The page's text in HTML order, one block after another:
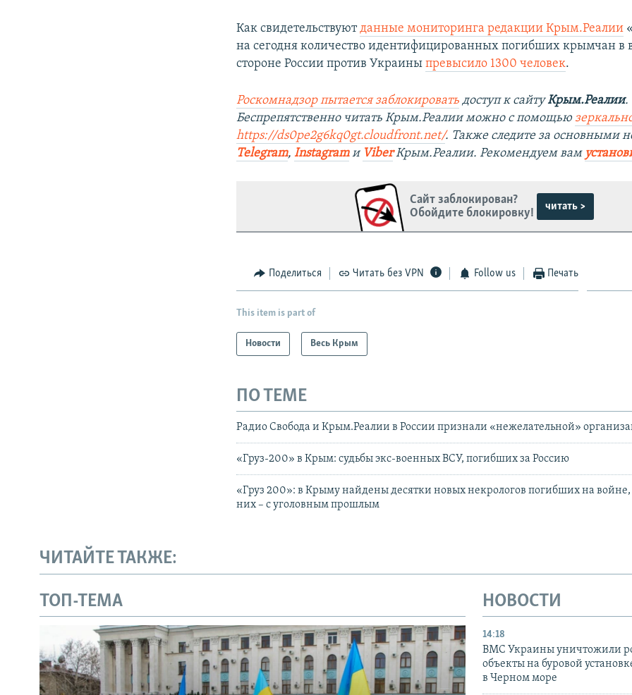
Как свидетельствуютданные мониторинга редакции Крым.Реалии
на сегодня количество идентифицированных погибших крымчан в
стороне России против Украиныпревысило 1300 человек.
Роскомнадзор пытается заблокировать доступ к сайтуКрым.Реалии.
Беспрепятственно читать Крым.Реалии можно с помощью
https://ds0pe2g6kq0gt.cloudfront.net/. Также следите за основными
Telegram,Instagramи ViberКрым.Реалии. Рекомендуем вам
Сайт заблокирован?
Обойдите блокировку!
читать >
Поделиться Читать без VPN Follow us Печать
This item is part of
Новости Весь Крым
ПО ТЕМЕ
Радио Свобода и Крым.Реалии в России признали «нежелательной»
«Груз-200» в Крым: судьбы экс-военных ВСУ, погибших за Россию
«Груз 200»: в Крыму найдены десятки новых некрологов погибших на войне,
них – с уголовным прошлым
ЧИТАЙТЕ ТАКЖЕ:
ТОП-ТЕМА НОВОСТИ
14:18
ВМС Украины уничтожили
объекты на буровой
в Черном море